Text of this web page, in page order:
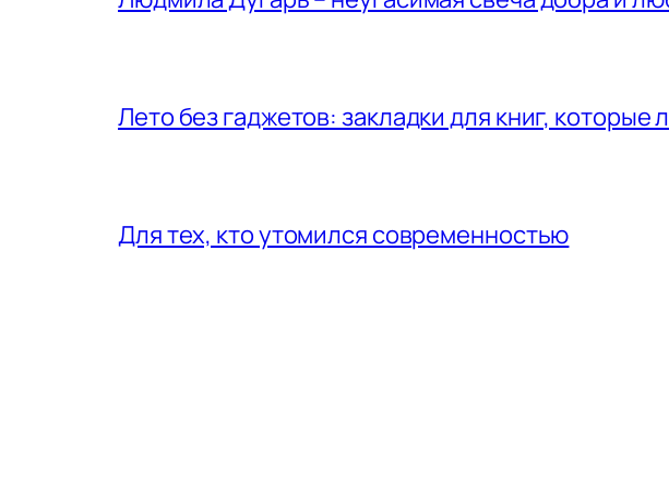
Лето без гаджетов: закладки для книг, которые
Для тех, кто утомился современностью